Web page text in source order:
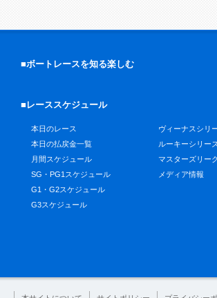
■ボートレースを知る楽しむ
■レーススケジュール
本日のレース
本日の払戻金一覧
月間スケジュール
SG・PG1スケジュール
G1・G2スケジュール
G3スケジュール
ヴィーナスシリ
ルーキーシリー
マスターズリー
メディア情報